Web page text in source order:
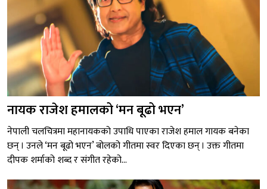
नायक राजेश हमालको ‘मन बूढो भएन’
नेपाली चलचित्रमा महानायकको उपाधि पाएका राजेश हमाल गायक बनेका
छन् । उनले ‘मन बूढो भएन’ बोलको गीतमा स्वर दिएका छन् । उक्त गीतमा
दीपक शर्माको शब्द र संगीत रहेको...